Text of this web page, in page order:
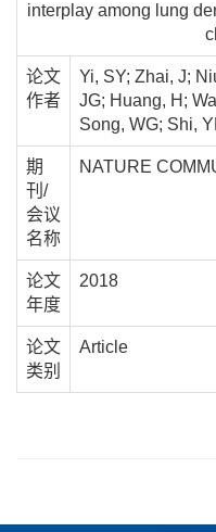
interplay among lung
论文
作者
Yi, SY; Zhai, J;
JG; Huang, H;
Song, WG; Shi,
期
刊/
会议
名称
NATURE
论文
年度
2018
论文
类别
Article